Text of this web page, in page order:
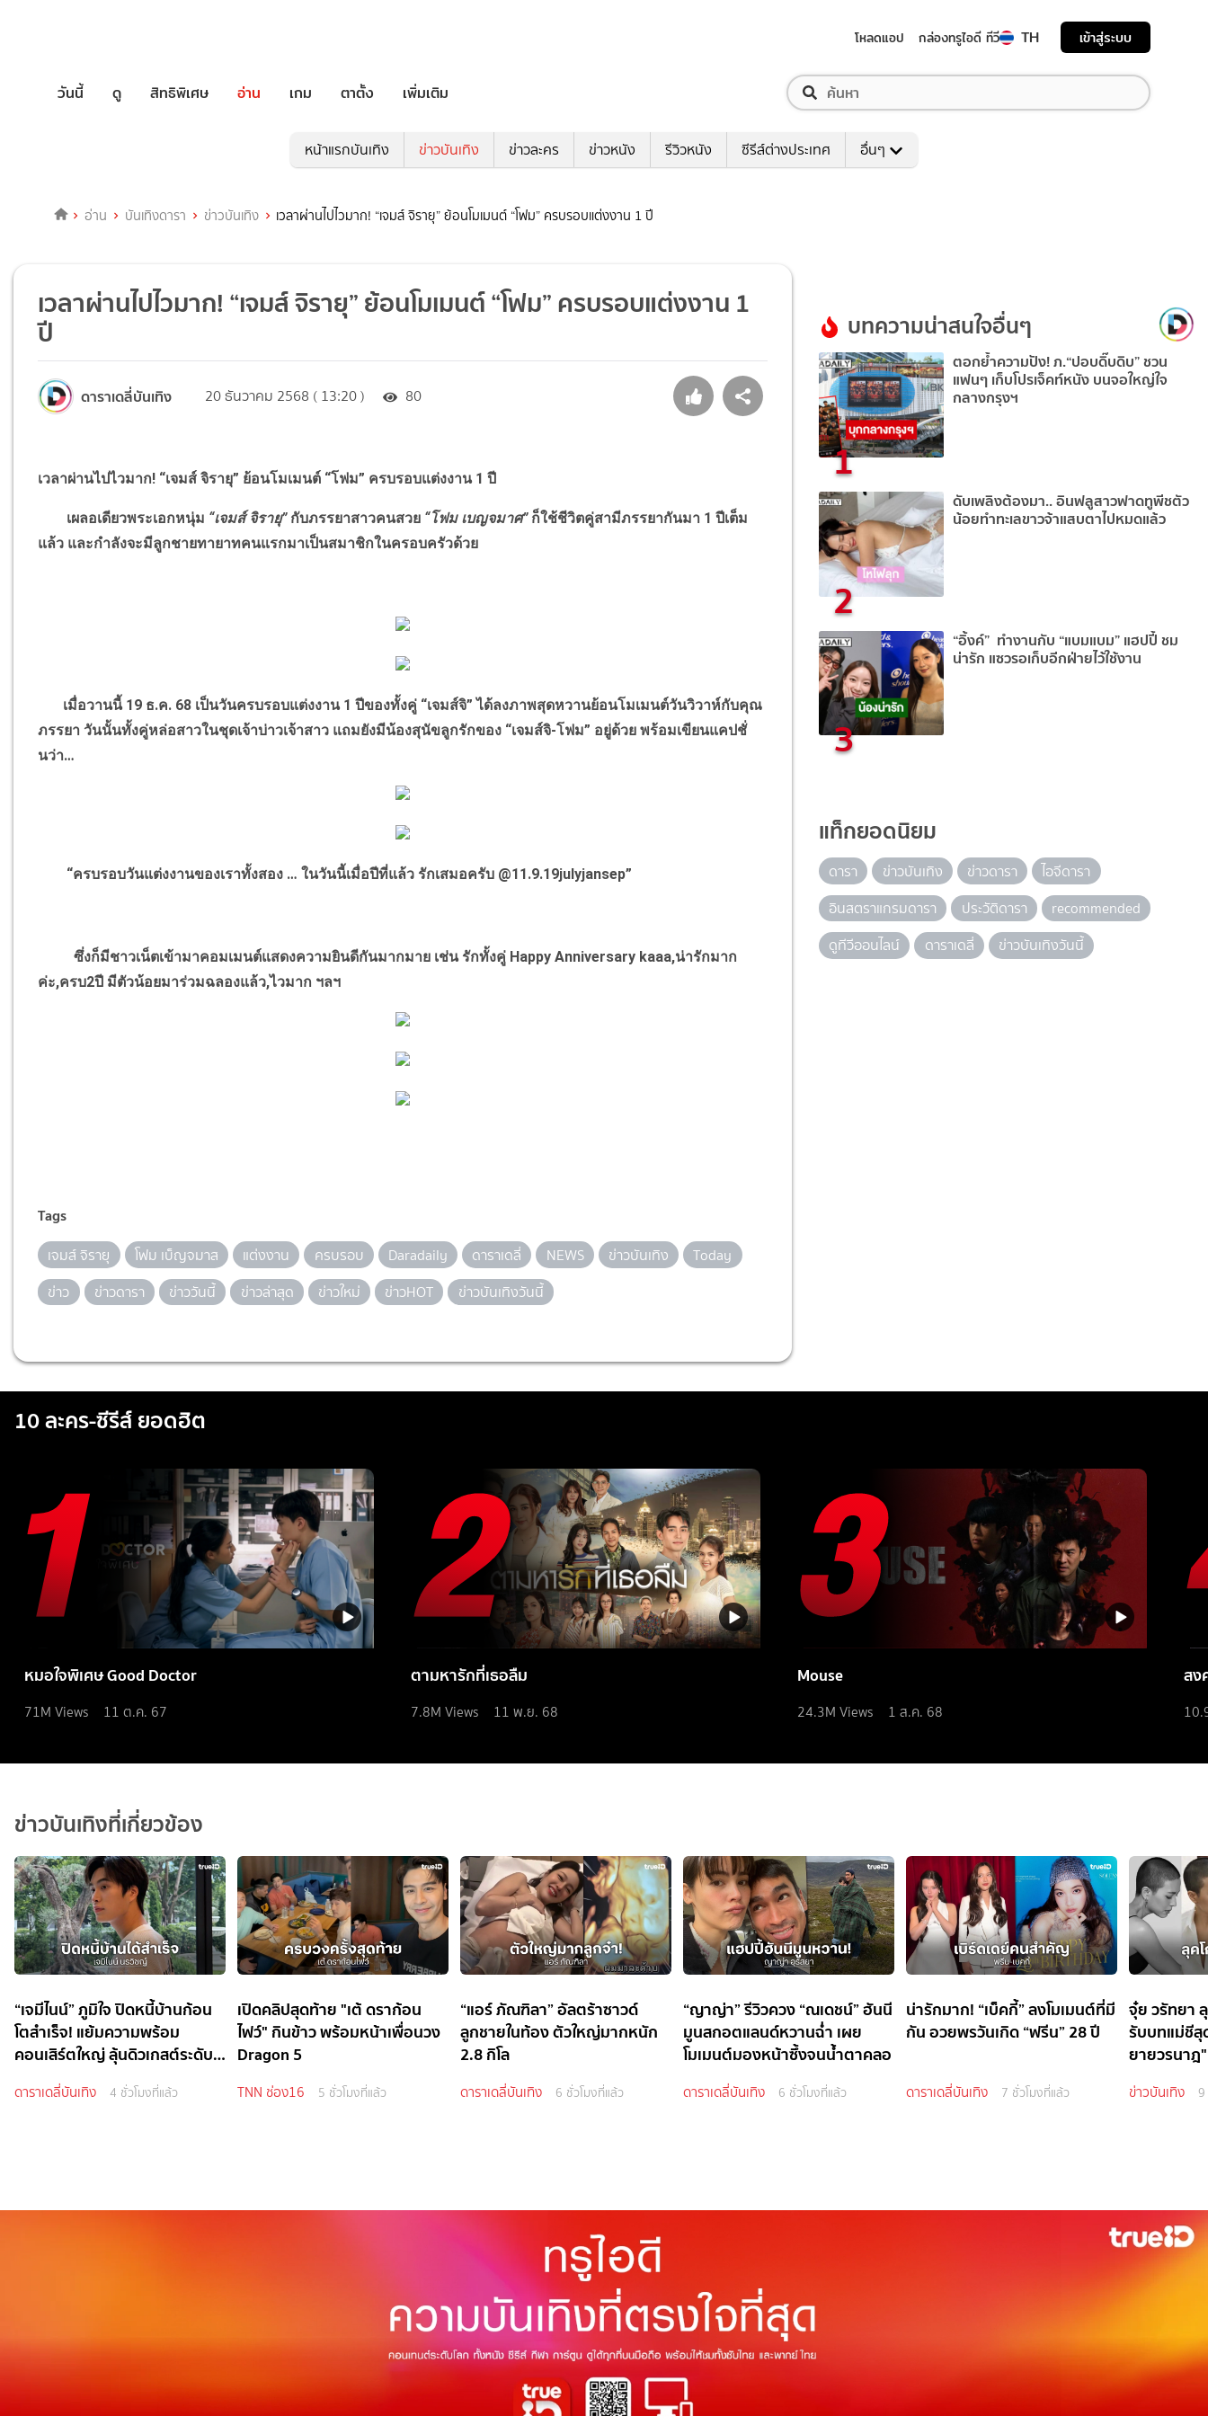
โหลดแอป กล่องทรูไอดี ทีวี TH เข้าสู่ระบบ
วันนี้ ดู สิทธิพิเศษ อ่าน เกม ตาตั้ง เพิ่มเติม
หน้าแรกบันเทิง ข่าวบันเทิง ข่าวละคร ข่าวหนัง รีวิวหนัง ซีรีส์ต่างประเทศ อื่นๆ
อ่าน บันเทิงดารา ข่าวบันเทิง เวลาผ่านไปไวมาก! “เจมส์ จิรายุ” ย้อนโมเมนต์ “โฟม” ครบรอบแต่งงาน 1 ปี
เวลาผ่านไปไวมาก! “เจมส์ จิรายุ” ย้อนโมเมนต์ “โฟม” ครบรอบแต่งงาน 1
ปี
ดาราเดลี่บันเทิง 20 ธันวาคม 2568 ( 13:20 ) 80
เวลาผ่านไปไวมาก! “เจมส์ จิรายุ” ย้อนโมเมนต์ “โฟม” ครบรอบแต่งงาน 1 ปี
เผลอเดียวพระเอกหนุ่ม “เจมส์ จิรายุ”กับภรรยาสาวคนสวย “โฟม เบญจมาศ”ก็ใช้ชีวิตคู่สามีภรรยากันมา 1 ปีเต็ม
แล้ว และกำลังจะมีลูกชายทายาทคนแรกมาเป็นสมาชิกในครอบครัวด้วย
เมื่อวานนี้ 19 ธ.ค. 68 เป็นวันครบรอบแต่งงาน 1 ปีของทั้งคู่ “เจมส์จิ” ได้ลงภาพสุดหวานย้อนโมเมนต์วันวิวาห์กับคุณ
ภรรยา วันนั้นทั้งคู่หล่อสาวในชุดเจ้าบ่าวเจ้าสาว แถมยังมีน้องสุนัขลูกรักของ “เจมส์จิ-โฟม” อยู่ด้วย พร้อมเขียนแคปชั่
นว่า…
“ครบรอบวันแต่งงานของเราทั้งสอง … ในวันนี้เมื่อปีที่แล้ว รักเสมอครับ @11.9.19julyjansep”
ซึ่งก็มีชาวเน็ตเข้ามาคอมเมนต์แสดงความยินดีกันมากมาย เช่น รักทั้งคู่ Happy Anniversary kaaa,น่ารักมาก
ค่ะ,ครบ2ปี มีตัวน้อยมาร่วมฉลองแล้ว,ไวมาก ฯลฯ
Tags
เจมส์ จิรายุ โฟม เบ็ญจมาส แต่งงาน ครบรอบ Daradaily ดาราเดลี่ NEWS ข่าวบันเทิง
Today
ข่าว
ข่าวดารา ข่าววันนี้ ข่าวล่าสุด ข่าวใหม่ ข่าวHOT ข่าวบันเทิงวันนี้
บทความน่าสนใจอื่นๆ
1
ตอกย้ำความปัง! ภ.“ปอบดิ๊บดิบ” ชวน
แฟนๆ เก็บโปรเจ็คท์หนัง บนจอใหญ่ใจ
กลางกรุงฯ
2
ดับเพลิงต้องมา.. อินฟลูสาวฟาดทูพีชตัว
น้อยทำทะเลขาวจ้าแสบตาไปหมดแล้ว
3
“อิ้งค์” ทำงานกับ “แบมแบม” แฮปปี้ ชม
น่ารัก แซวรอเก็บอีกฝ่ายไว้ใช้งาน
แท็กยอดนิยม
ดารา ข่าวบันเทิง ข่าวดารา
ไอจีดารา
อินสตราแกรมดารา
ประวัติดารา
recommended
ดูทีวีออนไลน์
ดาราเดลี่ ข่าวบันเทิงวันนี้
10 ละคร-ซีรีส์ ยอดฮิต
หมอใจพิเศษ Good Doctor
71M Views 11 ต.ค. 67
ตามหารักที่เธอลืม
7.8M Views 11 พ.ย. 68
Mouse
24.3M Views 1 ส.ค. 68
สง
ข่าวบันเทิงที่เกี่ยวข้อง
“เจมีไนน์” ภูมิใจ ปิดหนี้บ้านก้อน
โตสำเร็จ! แย้มความพร้อม
คอนเสิร์ตใหญ่ ลุ้นดิวเกสต์ระดับ
ดาราเดลี่บันเทิง 4 ชั่วโมงที่แล้ว
เปิดคลิปสุดท้าย "เต้ ดราก้อน
ไฟว์" กินข้าว พร้อมหน้าเพื่อนวง
Dragon 5
TNN ช่อง16 5 ชั่วโมงที่แล้ว
“แอร์ ภัณฑิลา” อัลตร้าซาวด์
ลูกชายในท้อง ตัวใหญ่มากหนัก
2.8 กิโล
ดาราเดลี่บันเทิง 6 ชั่วโมงที่แล้ว
“ญาญ่า” รีวิวควง “ณเดชน์” ฮันนี
มูนสกอตแลนด์หวานฉ่ำ เผย
โมเมนต์มองหน้าซึ้งจนน้ำตาคลอ
ดาราเดลี่บันเทิง 6 ชั่วโมงที่แล้ว
น่ารักมาก! “เบ็คกี้” ลงโมเมนต์ที่มี
กัน อวยพรวันเกิด “ฟรีน” 28 ปี
ดาราเดลี่บันเทิง 7 ชั่วโมงที่แล้ว
จุ๋ย วรัทยา
รับบทแม่ชี
ยายวรนาฎ"
ข่าวบันเทิง